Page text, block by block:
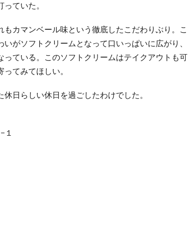
ていた。
カマンベール味という徹底したこだわりぶり。こ
がソフトクリームとなって口いっぱいに広がり、
ている。このソフトクリームはテイクアウトも可
てみてほしい。
日らしい休日を過ごしたわけでした。
１‎